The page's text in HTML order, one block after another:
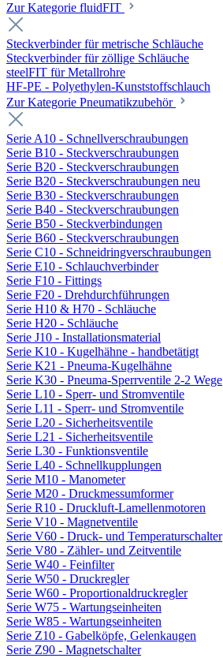
Zur Kategorie fluidFIT
Steckverbinder für metrische Schläuche
Steckverbinder für zöllige Schläuche
steelFIT für Metallrohre
HF-PE - Polyethylen-Kunststoffschlauch
Zur Kategorie Pneumatikzubehör
Serie A10 - Schnellverschraubungen
Serie B10 - Steckverschraubungen
Serie B20 - Steckverschraubungen
Serie B20 - Steckverschraubungen neu
Serie B30 - Steckverschraubungen
Serie B40 - Steckverschraubungen
Serie B50 - Steckverbindungen
Serie B60 - Steckverschraubungen
Serie C10 - Schneidringverschraubungen
Serie E10 - Schlauchverbinder
Serie F10 - Fittings
Serie F20 - Drehdurchführungen
Serie H10 & H70 - Schläuche
Serie H20 - Schläuche
Serie J10 - Installationsmaterial
Serie K10 - Kugelhähne - handbetätigt
Serie K21 - Pneuma-Kugelhähne
Serie K30 - Pneuma-Sperrventile 2-2 Wege
Serie L10 - Sperr- und Stromventile
Serie L11 - Sperr- und Stromventile
Serie L20 - Sicherheitsventile
Serie L21 - Sicherheitsventile
Serie L30 - Funktionsventile
Serie L40 - Schnellkupplungen
Serie M10 - Manometer
Serie M20 - Druckmessumformer
Serie R10 - Druckluft-Lamellenmotoren
Serie V10 - Magnetventile
Serie V60 - Druck- und Temperaturschalter
Serie V80 - Zähler- und Zeitventile
Serie W40 - Feinfilter
Serie W50 - Druckregler
Serie W60 - Proportionaldruckregler
Serie W75 - Wartungseinheiten
Serie W85 - Wartungseinheiten
Serie Z10 - Gabelköpfe, Gelenkaugen
Serie Z90 - Magnetschalter